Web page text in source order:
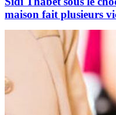
maison fait plusieurs